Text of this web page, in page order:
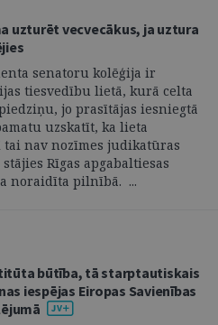
uzturēt vecvecākus, ja uztura
senatoru kolēģija ir
tiesvedību lietā, kurā celta
jo prasītājas iesniegtā
uzskatīt, ka lieta
nav nozīmes judikatūras
Rīgas apgabaltiesas
noraidīta pilnībā. ...
būtība, tā starptautiskais
iespējas Eiropas Savienības